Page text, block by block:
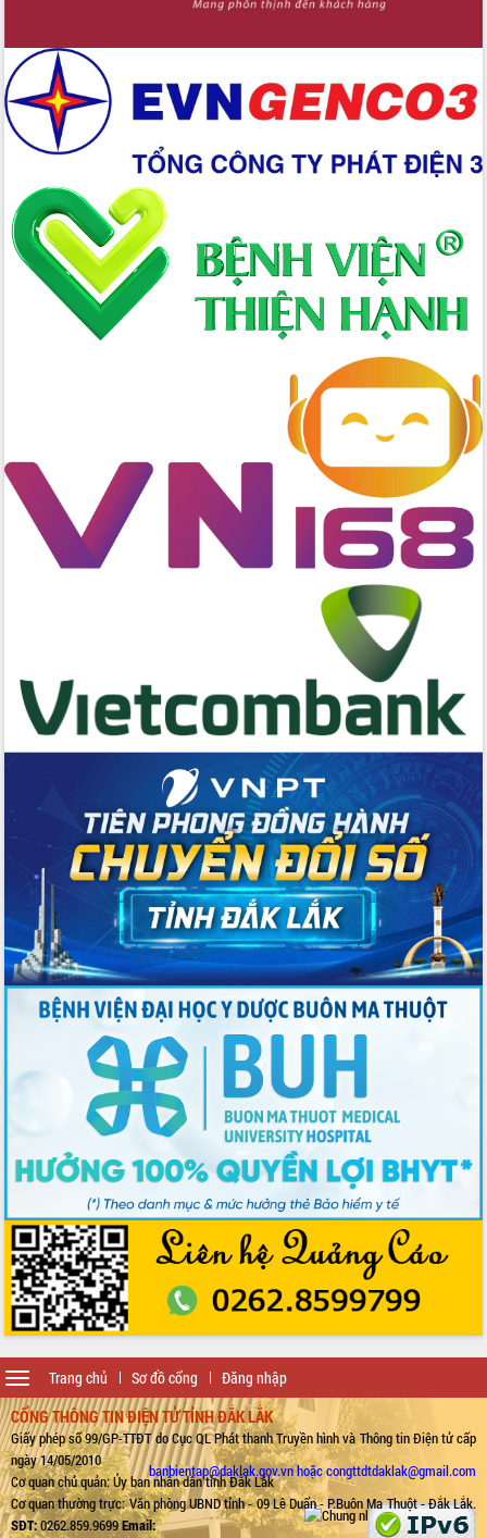
Trang chủ Sơ đồ cổng Đăng nhập
Toggle
navigation
CỔNG THÔNG TIN ĐIỆN TỬ TỈNH ĐẮK LẮK
Giấy phép số 99/GP-TTĐT do Cục QL Phát thanh Truyền hình và Thông tin Điện tử cấp
ngày 14/05/2010
Cơ quan chủ quản: Ủy ban nhân dân tỉnh Đắk Lắk
Cơ quan thường trực: Văn phòng UBND tỉnh - 09 Lê Duẩn - P.Buôn Ma Thuột - Đắk Lắk.
SĐT:0262.859.9699Email:
banbientap@daklak.gov.vn hoặc congttdtdaklak@gmail.com